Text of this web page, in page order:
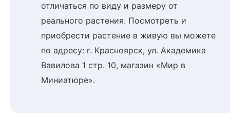
отличаться по виду и размеру от
реального растения. Посмотреть и
приобрести растение в живую вы можете
по адресу: г. Красноярск, ул. Академика
Вавилова 1 стр. 10, магазин «Мир в
Миниатюре».